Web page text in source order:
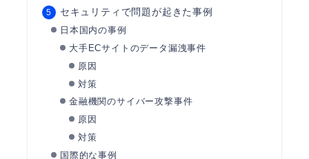
セキュリティで問題が起きた事例
日本国内の事例
大手ECサイトのデータ漏洩事件
原因
対策
金融機関のサイバー攻撃事件
原因
対策
国際的な事例